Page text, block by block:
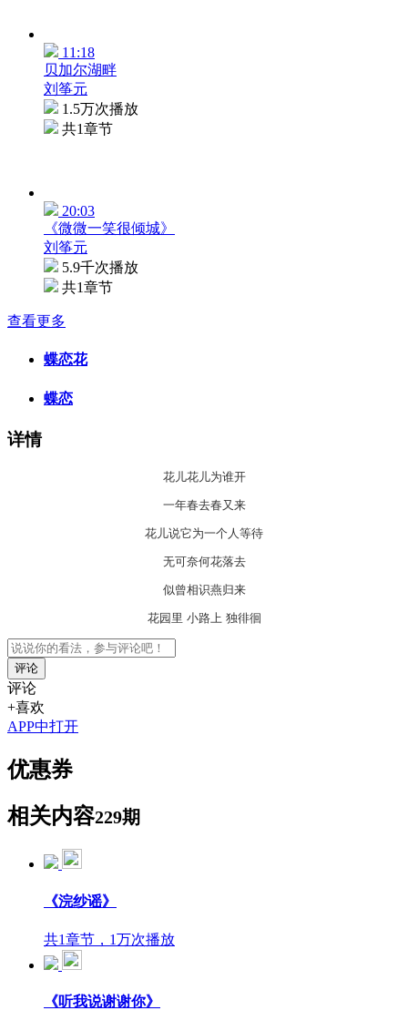
11:18
贝加尔湖畔
刘筝元
1.5万次播放
共1章节
20:03
《微微一笑很倾城》
刘筝元
5.9千次播放
共1章节
查看更多
蝶恋花
蝶恋
详情
花儿花儿为谁开
一年春去春又来
花儿说它为一个人等待
无可奈何花落去
似曾相识燕归来
花园里 小路上 独徘徊
评论
评论
+喜欢
APP中打开
优惠券
相关内容229期
《浣纱谣》
共1章节，1万次播放
《听我说谢谢你》